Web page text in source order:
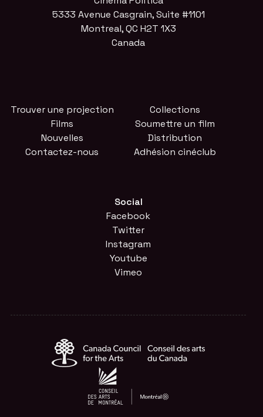
5333 Avenue Casgrain, Suite #1101
Montreal, QC H2T 1X3
Canada
Trouver une projection
Films
Nouvelles
Contactez-nous
Collections
Soumettre un film
Distribution
Adhésion cinéclub
Social
Facebook
Twitter
Instagram
Youtube
Vimeo